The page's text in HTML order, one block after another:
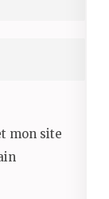
mon site